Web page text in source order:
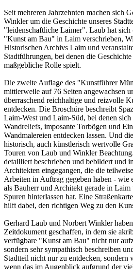
Seit mehreren Jahrzehnten machen sich
Winkler um die Geschichte unseres
"leidenschaftliche Laimer". Laub hat
"Kunst am Bau" in Laim verschrieben,
Historischen Archivs Laim und
Stadtführungen, bei denen die
maßgebliche Rolle spielt.
Die zweite Auflage des "Kunstführer
mittlerweile auf 76 Seiten angewachsen
überraschend reichhaltige und reizvolle
entdecken. Die Broschüre beschreibt
Laim-West und Laim-Süd, bei denen
Wandreliefs, imposante Torbögen und
Wandmalereien entdecken lassen. Und
historisch, auch künstlerisch wertvolle
Touren von Laub und Winkler
detailliert beschrieben und bebildert und
Architekten eingegangen, die die
Arbeiten in Auftrag gegeben haben - wie
als Bauherr und Architekt gerade in
Spuren hinterlassen hat. Eine
hilft dabei, den richtigen Weg zu den
Gerhard Laub und Norbert Winkler
Zeitdokument geschaffen, in dem sie
verfügbare "Kunst am Bau" nicht nur
sondern sehr sympathisch beschreiben
Stadtteil nicht nur zu entdecken, sondern
wenn das im Augenblick aufgrund der